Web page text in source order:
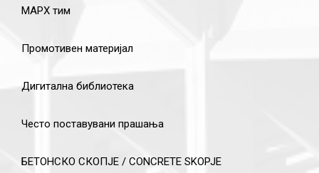
МАРХ тим
Промотивен материјал
Дигитална библиотека
Често поставувани прашања
БЕТОНСКО СКОПЈЕ / CONCRETE SKOPJE